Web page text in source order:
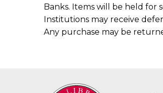
Banks. Items will be held for
Institutions may receive
Any purchase may be